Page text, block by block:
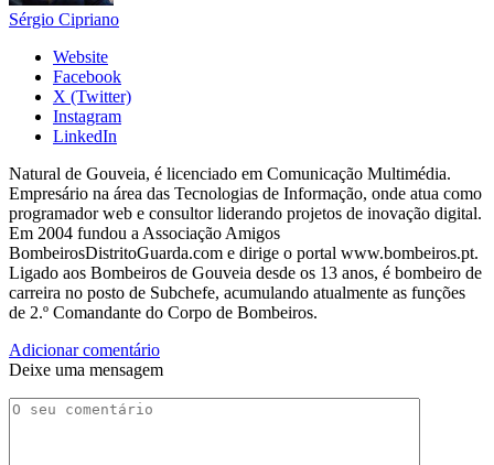
Sérgio Cipriano
Website
Facebook
X (Twitter)
Instagram
LinkedIn
Natural de Gouveia, é licenciado em Comunicação Multimédia.
Empresário na área das Tecnologias de Informação, onde atua como
programador web e consultor liderando projetos de inovação digital.
Em 2004 fundou a Associação Amigos
BombeirosDistritoGuarda.com e dirige o portal www.bombeiros.pt.
Ligado aos Bombeiros de Gouveia desde os 13 anos, é bombeiro de
carreira no posto de Subchefe, acumulando atualmente as funções
de 2.º Comandante do Corpo de Bombeiros.
Adicionar comentário
Deixe uma mensagem